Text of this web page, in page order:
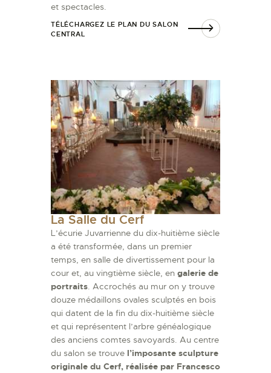
et spectacles.
TÉLÉCHARGEZ LE PLAN DU SALON
CENTRAL
La Salle du Cerf
L’écurie Juvarrienne du dix-huitième siècle
a été transformée, dans un premier
temps, en salle de divertissement pour la
cour et, au vingtième siècle, en galerie de
portraits. Accrochés au mur on y trouve
douze médaillons ovales sculptés en bois
qui datent de la fin du dix-huitième siècle
et qui représentent l’arbre généalogique
des anciens comtes savoyards. Au centre
du salon se trouve l’imposante sculpture
originale du Cerf, réalisée par Francesco